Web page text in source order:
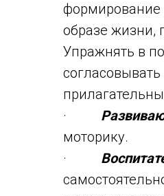
формирование
образе жизни,
Упражнять в
·
моторику.
·